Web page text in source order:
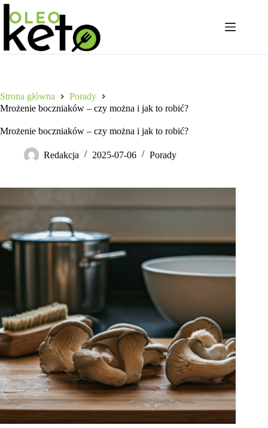
Przejdź
treści
Strona główna
Porady
Mrożenie boczniaków – czy można i jak to robić?
Mrożenie boczniaków – czy można i jak to robić?
Redakcja 2025-07-06 Porady